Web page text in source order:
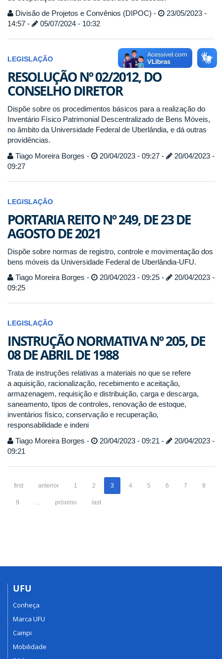
Divisão de Projetos e Convênios (DIPOC) -
23/05/2023 -
14:57 -
05/07/2024 - 10:32
LEGISLAÇÃO
RESOLUÇÃO Nº 02/2012, DO
CONSELHO DIRETOR
Dispõe sobre os procedimentos básicos para a realização do
Inventário Físico Patrimonial Descentralizado de Bens Móveis,
no âmbito da Universidade Federal de Uberlândia, e dá outras
providências.
Tiago Moreira Borges -
20/04/2023 - 09:27 -
20/04/2023 -
09:27
LEGISLAÇÃO
PORTARIA REITO Nº 249, DE 23 DE
AGOSTO DE 2021
Dispõe sobre normas de registro, controle e movimentação dos
bens móveis da Universidade Federal de Uberlândia-UFU.
Tiago Moreira Borges -
20/04/2023 - 09:25 -
20/04/2023 -
09:25
LEGISLAÇÃO
INSTRUÇÃO NORMATIVA Nº 205, DE
08 DE ABRIL DE 1988
Trata de instruções relativas a materiais no que se refere
a aquisição, racionalização, recebimento e aceitação,
armazenagem, requisição e distribuição, carga e descarga,
saneamento, tipos de controles, renovação de estoque,
inventários físico, conservação e recuperação,
responsabilidade e indeni
Tiago Moreira Borges -
20/04/2023 - 09:21 -
20/04/2023 -
09:21
first anterior 1 2 3 4 5 6 7 8
9 próximo last
UFU
Conheça
Marca UFU
Campi
Mobilidade